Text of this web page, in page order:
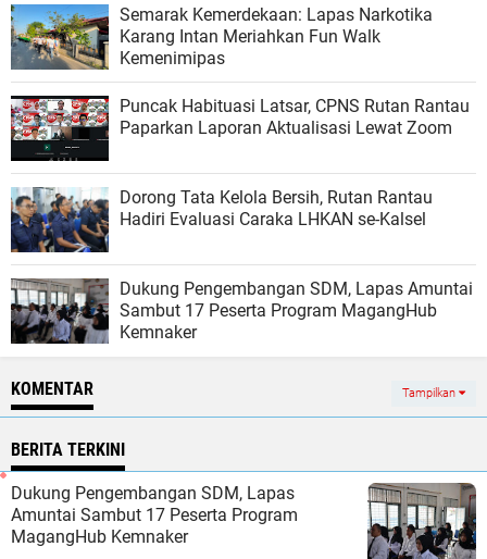
Semarak Kemerdekaan: Lapas Narkotika
Karang Intan Meriahkan Fun Walk
Kemenimipas
Puncak Habituasi Latsar, CPNS Rutan Rantau
Paparkan Laporan Aktualisasi Lewat Zoom
Dorong Tata Kelola Bersih, Rutan Rantau
Hadiri Evaluasi Caraka LHKAN se-Kalsel
Dukung Pengembangan SDM, Lapas Amuntai
Sambut 17 Peserta Program MagangHub
Kemnaker
KOMENTAR Tampilkan
BERITA TERKINI
Dukung Pengembangan SDM, Lapas
Amuntai Sambut 17 Peserta Program
MagangHub Kemnaker